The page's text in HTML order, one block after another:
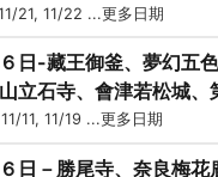
21, 11/22 ...更多日期
日-藏王御釜、夢幻五色
立石寺、會津若松城、
11, 11/19 ...更多日期
日－勝尾寺、奈良梅花